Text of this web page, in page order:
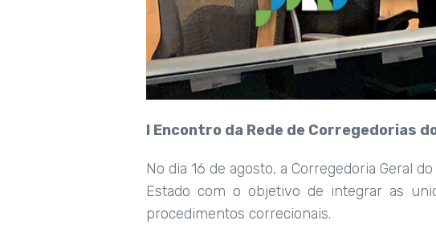
I Encontro da Rede de Corregedorias
No dia 16 de agosto, a Corregedoria Geral
Estado com o objetivo de integrar as
procedimentos correcionais.